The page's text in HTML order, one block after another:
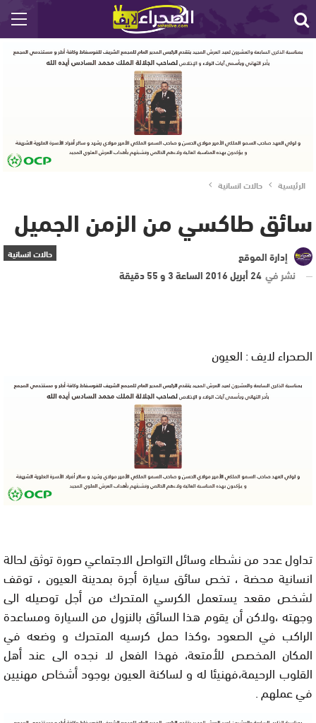
الرئيسية حالات انسانية
سائق طاكسي من الزمن الجميل
حالات انسانية
إدارة الموقع
نشر في24 أبريل 2016 الساعة 3 و 55 دقيقة
الصحراء لايف : العيون
تداول عدد من نشطاء وسائل التواصل الاجتماعي صورة توثق لحالة
انسانية محضة ، تخص سائق سيارة أجرة بمدينة العيون ، توقف
لشخص مقعد يستعمل الكرسي المتحرك من أجل توصيله الى
وجهته ،ولاكن أن يقوم هذا السائق بالنزول من السيارة ومساعدة
الراكب في الصعود ،وكذا حمل كرسيه المتحرك و وضعه في
المكان المخصص للأمتعة، فهذا الفعل لا نجده الى عند أهل
القلوب الرحيمة،فهنيئا له و لساكنة العيون بوجود أشخاص مهنيين
في عملهم .